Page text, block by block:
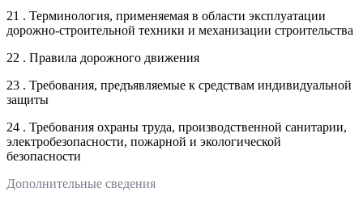
21 . Терминология, применяемая в области эксплуатации
дорожно-строительной техники и механизации строительства
22 . Правила дорожного движения
23 . Требования, предъявляемые к средствам индивидуальной
защиты
24 . Требования охраны труда, производственной санитарии,
электробезопасности, пожарной и экологической
безопасности
Дополнительные сведения